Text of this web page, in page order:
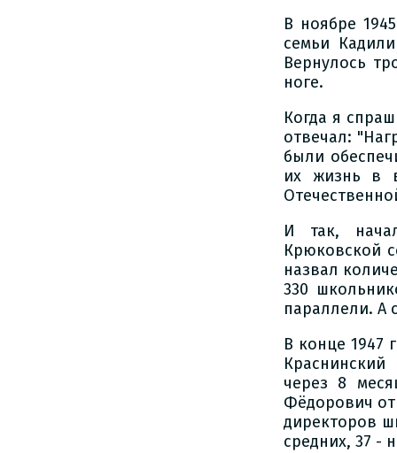
В ноябре
семьи
Вернулось
ноге.
Когда я
отвечал:
были
их жизнь в
И так,
Крюковской
назвал
330
параллели. А
В конце 1947
через 8
Фёдорович
директоров
средних, 37 -